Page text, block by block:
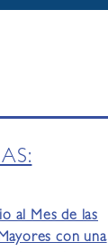
al Mes de las
con una